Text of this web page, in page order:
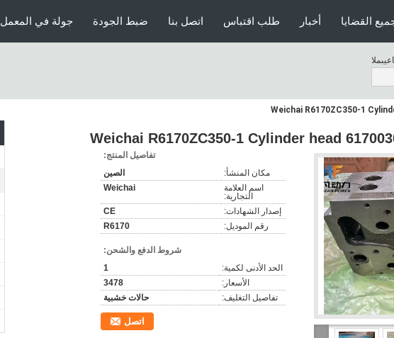
جولة في المعمل ضبط الجودة اتصل بنا طلب اقتباس أخبار القضايا
：
Weichai R6170ZC350-1
Weichai R6170ZC350-1 Cylinder head
تفاصيل المنتج:
مكان المنشأ:
الصين
اسم العلامة
التجارية:
Weichai
إصدار الشهادات:
CE
رقم الموديل:
R6170
شروط الدفع والشحن:
الحد الأدنى لكمية:
1
الأسعار:
3478
تفاصيل التغليف:
حالات خشبية
اتصل